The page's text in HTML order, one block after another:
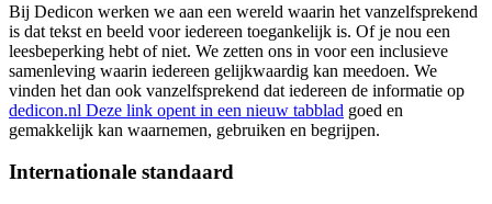
Bij Dedicon werken we aan een wereld waarin het vanzelfsprekend
is dat tekst en beeld voor iedereen toegankelijk is. Of je nou een
leesbeperking hebt of niet. We zetten ons in voor een inclusieve
samenleving waarin iedereen gelijkwaardig kan meedoen. We
vinden het dan ook vanzelfsprekend dat iedereen de informatie op
dedicon.nl Deze link opent in een nieuw tabblad goed en
gemakkelijk kan waarnemen, gebruiken en begrijpen.
Internationale standaard